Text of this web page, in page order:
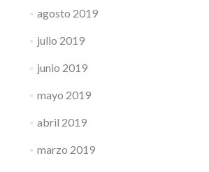
agosto 2019
julio 2019
junio 2019
mayo 2019
abril 2019
marzo 2019